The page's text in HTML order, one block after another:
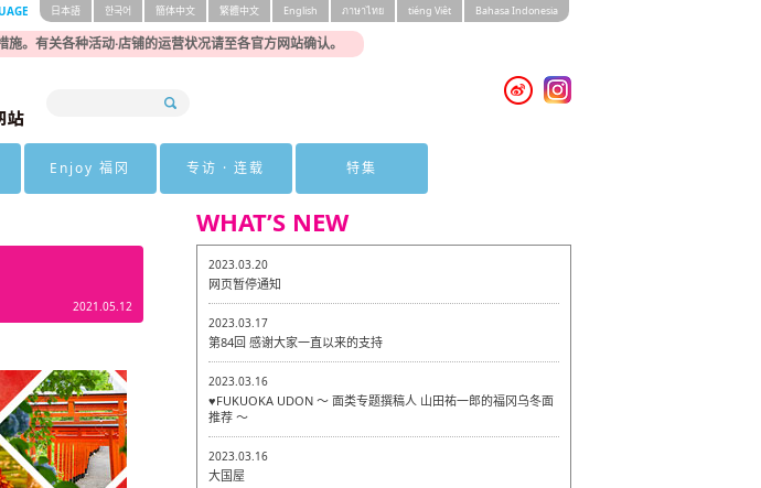
。有关各种活动·店铺的运营状况请至各官方网站确认。
日本語 한국어 簡体中文 繁體中文 English ภาษาไทย tiéng Viêt Bahasa Indonesia
Enjoy 福冈 专访 · 连载 特集
2021.05.12
WHAT’S NEW
2023.03.20
网页暂停通知
2023.03.17
第84回 感谢大家一直以来的支持
2023.03.16
♥FUKUOKA UDON ～ 面类专题撰稿人 山田祐一郎的福冈乌冬面
推荐 ～
2023.03.16
大国屋